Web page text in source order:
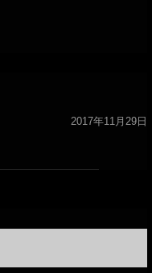
2017年11月29日